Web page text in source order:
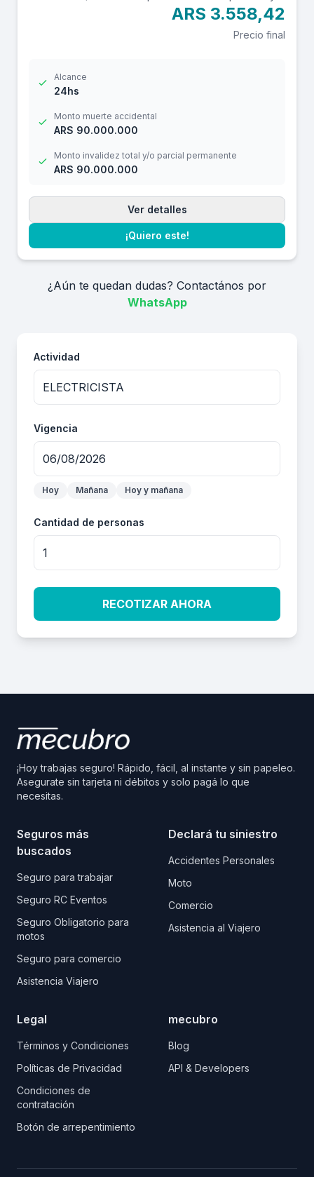
Actividad
Vigencia
Hoy Mañana Hoy y mañana
Cantidad de personas
RECOTIZAR AHORA
$12.000.000 por reembolso de gastos
médicos con franquicia de $ 3.000.-
ARS 3.558,42
Precio final
Alcance
24hs
Monto muerte accidental
ARS 90.000.000
Monto invalidez total y/o parcial permanente
ARS 90.000.000
Ver detalles
¡Quiero este!
¿Aún te quedan dudas? Contactános por
WhatsApp
¡Hoy trabajas seguro! Rápido, fácil, al instante y sin papeleo.
Asegurate sin tarjeta ni débitos y solo pagá lo que
necesitas.
Seguros más
buscados
Seguro para trabajar
Seguro RC Eventos
Seguro Obligatorio para
motos
Seguro para comercio
Asistencia Viajero
Declará tu siniestro
Accidentes Personales
Moto
Comercio
Asistencia al Viajero
Legal
Términos y Condiciones
Políticas de Privacidad
Condiciones de
contratación
Botón de arrepentimiento
mecubro
Blog
API & Developers